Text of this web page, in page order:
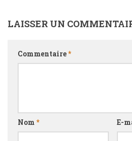
LAISSER UN
Commentaire*
Nom * E-